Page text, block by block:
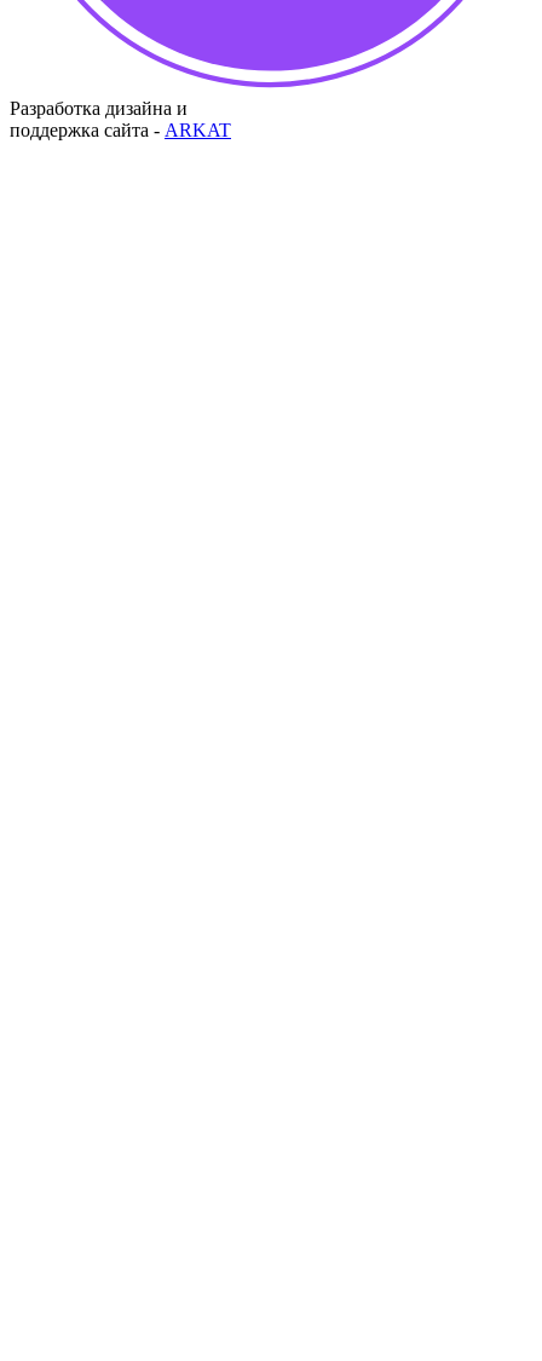
Разработка дизайна и
поддержка сайта - ARKAT